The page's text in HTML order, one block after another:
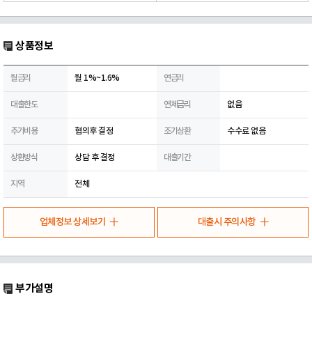
상품정보
월금리 월 1%~1.6% 연금리
대출한도 연체금리 없음
추가비용 협의후 결정 조기상환 수수료 없음
상환방식 상담 후 결정 대출기간
지역 전체
업체정보 상세보기 대출시 주의사항
부가설명